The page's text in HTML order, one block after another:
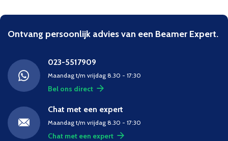
Ontvang persoonlijk advies van een Beamer Expert.
023-5517909
Maandag t/m vrijdag 8.30 - 17:30
Bel ons direct
Chat met een expert
Maandag t/m vrijdag 8.30 - 17:30
Chat met een expert